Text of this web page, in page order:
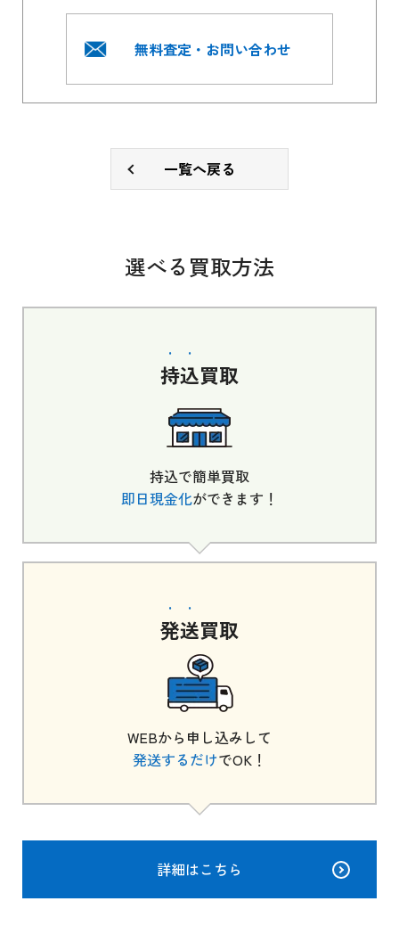
無料査定・お問い合わせ
一覧へ戻る
選べる買取方法
持込買取
持込で簡単買取
即日現金化ができます！
発送買取
WEBから申し込みして
発送するだけでOK！
詳細はこちら